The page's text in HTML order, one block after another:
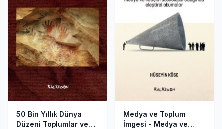
50 Bin Yıllık Dünya
Düzeni Toplumlar ve
Medya ve Toplum
İmgesi - Medya ve